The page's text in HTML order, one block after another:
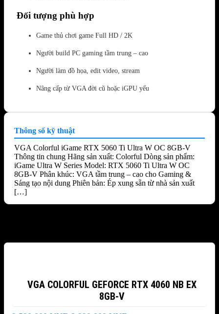
Đối tượng phù hợp
Game thủ chơi game Full HD / 2K
Người build PC gaming tầm trung – cao
Người làm đồ họa, edit video, stream
Nâng cấp từ VGA đời cũ hoặc iGPU yếu
Thông số kỹ thuật
VGA Colorful iGame RTX 5060 Ti Ultra W OC 8GB-V
Thông tin chung Hãng sản xuất: Colorful Dòng sản phẩm:
iGame Ultra W Series Model: RTX 5060 Ti Ultra W OC
8GB-V Phân khúc: VGA tầm trung – cao cho Gaming &
Sáng tạo nội dung Phiên bản: Ép xung sẵn từ nhà sản xuất
[…]
VGA COLORFUL GEFORCE RTX 4060 NB EX
8GB-V